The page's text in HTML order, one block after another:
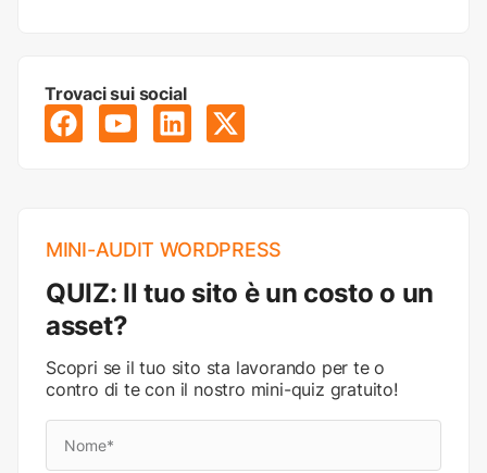
Trovaci sui social
MINI-AUDIT WORDPRESS
QUIZ: Il tuo sito è un costo o un
asset?
Scopri se il tuo sito sta lavorando per te o
contro di te con il nostro mini-quiz gratuito!